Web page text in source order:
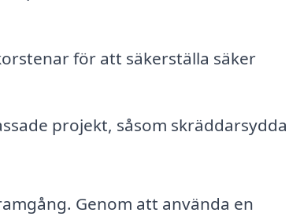
för att säkerställa säker
projekt, såsom skräddarsydda
Genom att använda en